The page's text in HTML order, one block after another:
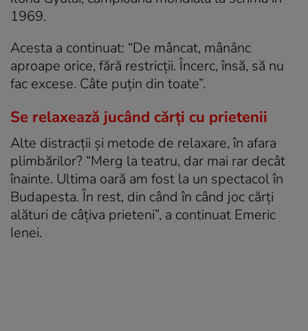
1969.
Acesta a continuat: “De mâncat, mânânc
aproape orice, fără restricții. Încerc, însă, să nu
fac excese. Câte puțin din toate”.
Se relaxează jucând cărți cu prietenii
Alte distracții și metode de relaxare, în afara
plimbărilor? “Merg la teatru, dar mai rar decât
înainte. Ultima oară am fost la un spectacol în
Budapesta. În rest, din când în când joc cărți
alături de câțiva prieteni”, a continuat Emeric
Ienei.